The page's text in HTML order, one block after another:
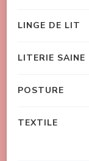
LINGE DE LIT
LITERIE SAINE
POSTURE
TEXTILE